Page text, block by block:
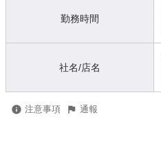
勤務時間
社名/店名
注意事項 通報